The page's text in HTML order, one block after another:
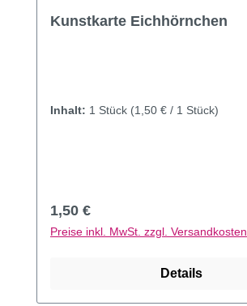
Kunstkarte Eichhörnchen
Inhalt: 1 Stück (1,50 € / 1 Stück)
Regulärer Preis:
1,50 €
Preise inkl. MwSt. zzgl. Versandkosten
Details